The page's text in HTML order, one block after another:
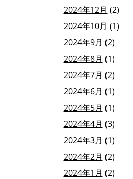
2024年12月 (2)
2024年10月 (1)
2024年9月 (2)
2024年8月 (1)
2024年7月 (2)
2024年6月 (1)
2024年5月 (1)
2024年4月 (3)
2024年3月 (1)
2024年2月 (2)
2024年1月 (2)